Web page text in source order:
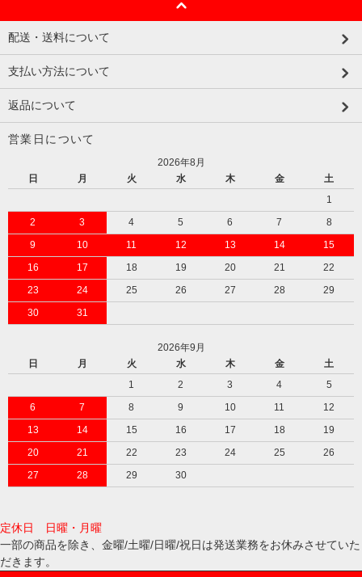
配送・送料について
支払い方法について
返品について
営業日について
2026年8月
日
月 火 水 木 金
土
1
2
3 4 5 6 7
8
9
10 11 12 13 14
15
16
17 18 19 20 21
22
23
24 25 26 27 28
29
30
31
2026年9月
日
月 火 水 木 金
土
1
2 3 4
5
6
7 8 9 10 11
12
13
14 15 16 17 18
19
20
21 22 23 24 25
26
27
28 29 30
定休日 日曜・月曜
一部の商品を除き、金曜/土曜/日曜/祝日は発送業務をお休みさせていた
だきます。